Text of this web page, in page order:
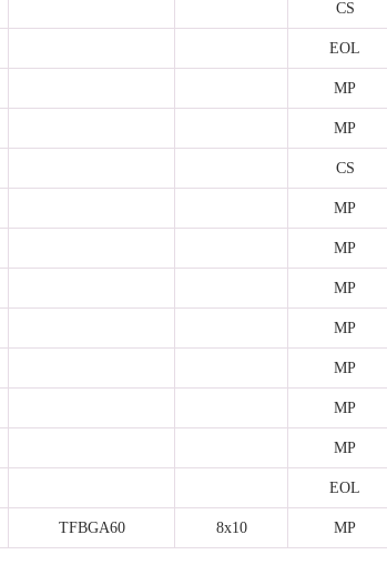
CS
EOL
MP
MP
CS
MP
MP
MP
MP
MP
MP
MP
EOL
TFBGA60 8x10 MP